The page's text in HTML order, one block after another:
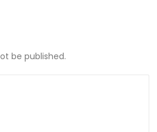
be published.